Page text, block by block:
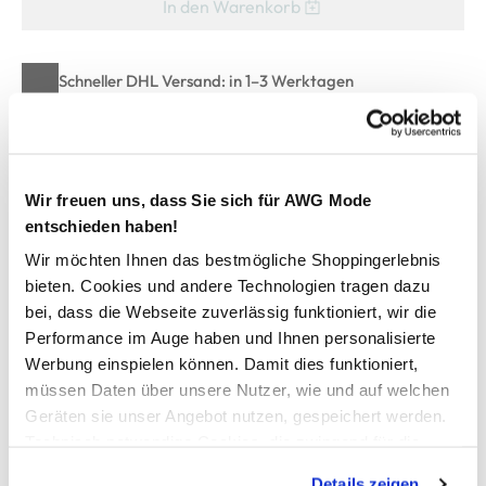
Wir freuen uns, dass Sie sich für AWG Mode
entschieden haben!
Wir möchten Ihnen das bestmögliche Shoppingerlebnis
bieten. Cookies und andere Technologien tragen dazu
bei, dass die Webseite zuverlässig funktioniert, wir die
Performance im Auge haben und Ihnen personalisierte
Werbung einspielen können. Damit dies funktioniert,
müssen Daten über unsere Nutzer, wie und auf welchen
Geräten sie unser Angebot nutzen, gespeichert werden.
In den Warenkorb
Schneller DHL Versand: in 1–3 Werktagen
Kostenfreie Rücksendung innerhalb 14 Tage
Hailys Trachtenshirt mit Ziersteinchen
schickes Damen-Shirt von Hailys
mit tiefem Rundhals-Ausschnitt